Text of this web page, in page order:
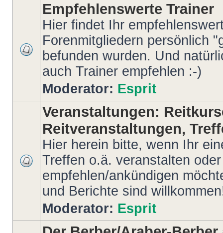
Empfehlenswerte Trainer
Hier findet Ihr
Forenmitgliedern persönlich
befunden wurden. Und
auch Trainer empfehlen :-)
Moderator: Esprit
Veranstaltungen:
Reitveranstaltungen,
Hier herein bitte, wenn Ihr
Treffen o.ä. veranstalten oder
empfehlen/ankündigen
und Berichte sind
Moderator: Esprit